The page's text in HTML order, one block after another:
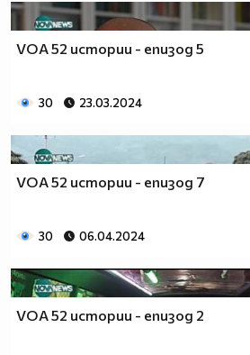
VOA 52 истории - епизод 5
30 23.03.2024
VOA 52 истории - епизод 7
30 06.04.2024
VOA 52 истории - епизод 2